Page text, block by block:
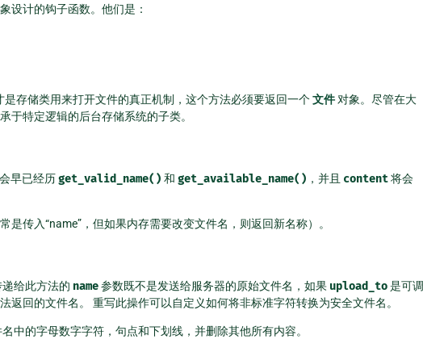
设计的钩子函数。他们是：
是存储类用来打开文件的真正机制，这个方法必须要返回一个文件 对象。尽管在大
于特定逻辑的后台存储系统的子类。
会早已经历get_valid_name() 和 get_available_name() ，并且 content将会
是传入“name”，但如果内存需要改变文件名，则返回新名称）。
给此方法的 name参数既不是发送给服务器的原始文件名，如果 upload_to是可调
返回的文件名。 重写此操作可以自定义如何将非标准字符转换为安全文件名。
中的字母数字字符，句点和下划线，并删除其他所有内容。